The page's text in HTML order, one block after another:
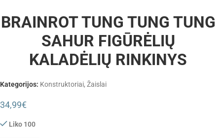
BRAINROT TUNG TUNG TUNG
SAHUR FIGŪRĖLIŲ
KALADĖLIŲ RINKINYS
Kategorijos: Konstruktoriai, Žaislai
34,99€
Liko 100